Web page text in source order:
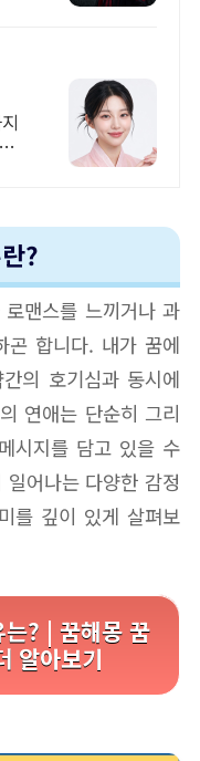
?
맨스를 느끼거나 과
곤 합니다. 내가 꿈에
의 호기심과 동시에
연애는 단순히 그리
시지를 담고 있을 수
어나는 다양한 감정
를 깊이 있게 살펴보
? | 꿈해몽 꿈
알아보기